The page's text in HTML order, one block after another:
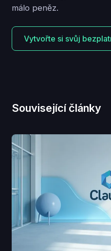
málo peněz.
Vytvořte si svůj
Související články